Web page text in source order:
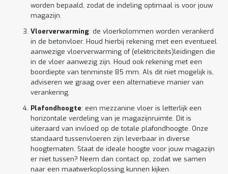
worden bepaald, zodat de indeling optimaal is voor jouw
magazijn.
Vloerverwarming: de vloerkolommen worden verankerd
in de betonvloer. Houd hierbij rekening met een eventueel
aanwezige vloerverwarming of (elektriciteits)leidingen die
in de vloer aanwezig zijn. Houd ook rekening met een
boordiepte van tenminste 85 mm. Als dit niet mogelijk is,
adviseren we graag over een alternatieve manier van
verankering.
Plafondhoogte: een mezzanine vloer is letterlijk een
horizontale verdeling van je magazijnruimte. Dit is
uiteraard van invloed op de totale plafondhoogte. Onze
standaard tussenvloeren zijn leverbaar in diverse
hoogtematen. Staat de ideale hoogte voor jouw magazijn
er niet tussen? Neem dan contact op, zodat we samen
naar een maatwerkoplossing kunnen kijken.